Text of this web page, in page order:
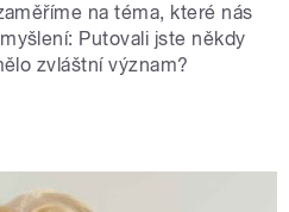
na téma, které nás
Putovali jste někdy
zvláštní význam?